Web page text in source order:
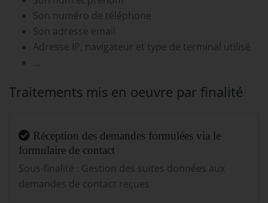
Son numéro de téléphone
Son adresse email
Adresse IP, navigateur et type de terminal utilisé
...
Traitements mis en oeuvre par finalité
Réception des demandes formulées via le
formulaire de contact
Sous-finalité : Gestion des suites données aux
demandes de contact reçues